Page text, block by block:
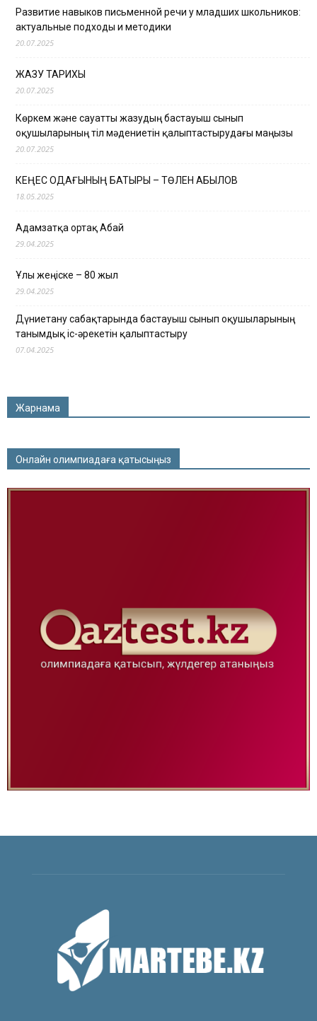
Развитие навыков письменной речи у младших школьников:
актуальные подходы и методики
20.07.2025
ЖАЗУ ТАРИХЫ
20.07.2025
Көркем және сауатты жазудың бастауыш сынып
оқушыларының тіл мәдениетін қалыптастырудағы маңызы
20.07.2025
КЕҢЕС ОДАҒЫНЫҢ БАТЫРЫ – ТӨЛЕН ҚАБЫЛОВ
18.05.2025
Адамзатқа ортақ Абай
29.04.2025
Ұлы жеңіске – 80 жыл
29.04.2025
Дүниетану сабақтарында бастауыш сынып оқушыларының
танымдық іс-әрекетін қалыптастыру
07.04.2025
Жарнама
Онлайн олимпиадаға қатысыңыз